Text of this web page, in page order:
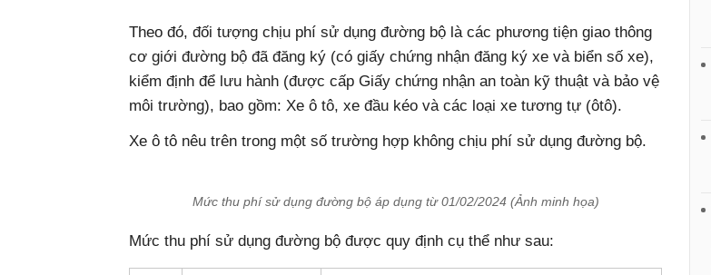
Theo đó, đối tượng chịu phí sử dụng đường bộ là các phương tiện giao thông
cơ giới đường bộ đã đăng ký (có giấy chứng nhận đăng ký xe và biển số xe),
kiểm định để lưu hành (được cấp Giấy chứng nhận an toàn kỹ thuật và bảo vệ
môi trường), bao gồm: Xe ô tô, xe đầu kéo và các loại xe tương tự (ôtô).
Xe ô tô nêu trên trong một số trường hợp không chịu phí sử dụng đường bộ.
Mức thu phí sử dụng đường bộ áp dụng từ 01/02/2024 (Ảnh minh họa)
Mức thu phí sử dụng đường bộ được quy định cụ thể như sau: